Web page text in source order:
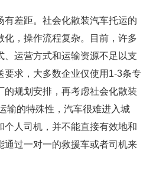
差距。社会化散装汽车托运的
化，操作流程复杂。目前，许多
、运营方式和运输资源不足以支
要求，大多数企业仅使用1-3条专
的规划安排，再考虑社会化散装
输的特殊性，汽车很难进入城
个人司机，并不能直接有效地和
通过一对一的救援车或者司机来